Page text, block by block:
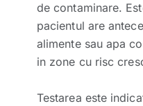
de contaminare.
pacientul are
alimente sau apa
in zone cu risc
Testarea este